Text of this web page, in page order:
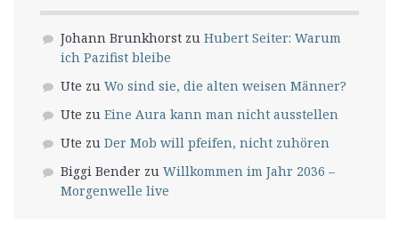
Johann Brunkhorst zu Hubert Seiter: Warum
ich Pazifist bleibe
Ute zu Wo sind sie, die alten weisen Männer?
Ute zu Eine Aura kann man nicht ausstellen
Ute zu Der Mob will pfeifen, nicht zuhören
Biggi Bender zu Willkommen im Jahr 2036 –
Morgenwelle live